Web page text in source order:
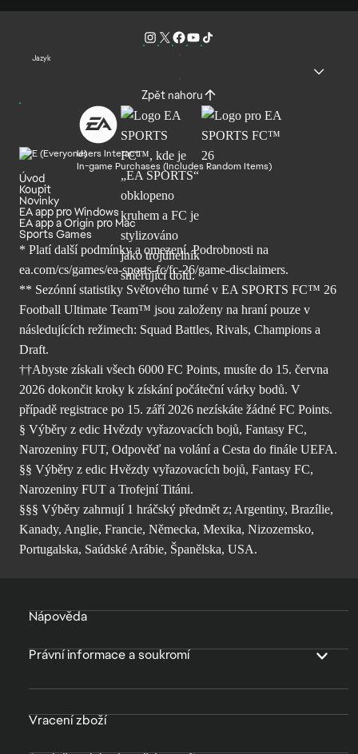
Jazyk
Zpět nahoru
Users Interact
In-game Purchases (Includes Random Items)
Úvod
Koupit
Novinky
EA app pro Windows
EA app a Origin pro Mac
Sports Games
* Platí další podmínky a omezení. Podrobnosti na
ea.com/cs/games/ea-sports-fc/fc-26/game-disclaimers.
** Sezónní statistiky Světového turné v EA SPORTS FC™ 26
Football Ultimate Team™ jsou založeny na hraní pouze v
následujících režimech: Squad Battles, Rivals, Champions a
Draft.
††Abyste získali všech 6000 FC Points, musíte do 15. června
2026 dokončit kroky k získání počáteční várky bodů. V
případě registrace po 15. září 2026 nezískáte žádné FC Points.
§ Výběry z edic Hvězdy vyřazovacích bojů, Fantasy FC,
Narozeniny FUT, Odpověď na volání a Cesta do finále UEFA.
§§ Výběry z edic Hvězdy vyřazovacích bojů, Fantasy FC,
Narozeniny FUT a Trofejní Titáni.
§§§ Výběry zahrnují 1 hráčský předmět z; Argentiny, Brazílie,
Kanady, Anglie, Francie, Německa, Mexika, Nizozemsko,
Portugalska, Saúdské Arábie, Španělska, USA.
Nápověda
Právní informace a soukromí
Vracení zboží